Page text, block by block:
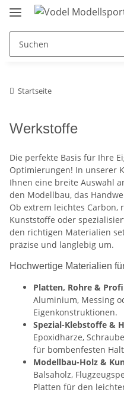
Startseite
Werkstoffe
Die perfekte Basis für Ihre
Optimierungen! In unserer
Ihnen eine breite Auswahl
den Modellbau, das
Ob extrem leichtes Carbon,
Kunststoffe oder
den richtigen Materialien
präzise und langlebig um.
Hochwertige Materialien
Platten, Rohre &
Aluminium, Messing
Eigenkonstruktionen.
Spezial-Klebstoffe &
Epoxidharze,
für bombenfesten
Modellbau-Holz &
Balsaholz,
Platten für den